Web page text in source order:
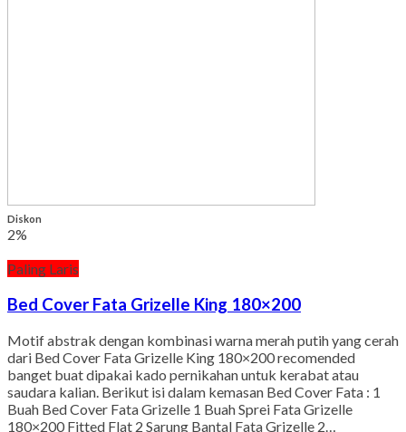
Diskon
2%
Paling Laris
Bed Cover Fata Grizelle King 180×200
Motif abstrak dengan kombinasi warna merah putih yang cerah
dari Bed Cover Fata Grizelle King 180×200 recomended
banget buat dipakai kado pernikahan untuk kerabat atau
saudara kalian. Berikut isi dalam kemasan Bed Cover Fata : 1
Buah Bed Cover Fata Grizelle 1 Buah Sprei Fata Grizelle
180×200 Fitted Flat 2 Sarung Bantal Fata Grizelle 2…